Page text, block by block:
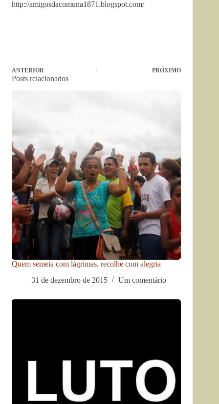
http://amigosdacomuna1871.blogspot.com/
ANTERIOR PRÓXIMO
Posts relacionados
Quem semeia com lágrimas, recolhe com alegria
31 de dezembro de 2015
Um comentário